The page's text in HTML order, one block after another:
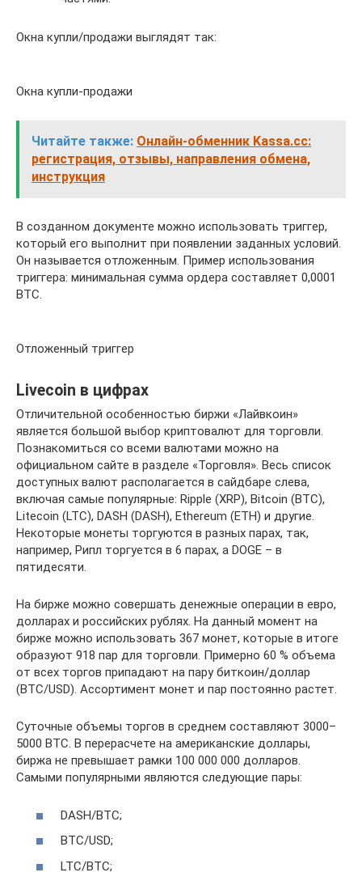
Окна купли/продажи выглядят так:
Окна купли-продажи
Читайте также: Онлайн-обменник Kassa.cc:
регистрация, отзывы, направления обмена,
инструкция
В созданном документе можно использовать триггер,
который его выполнит при появлении заданных условий.
Он называется отложенным. Пример использования
триггера: минимальная сумма ордера составляет 0,0001
BTC.
Отложенный триггер
Livecoin в цифрах
Отличительной особенностью биржи «Лайвкоин»
является большой выбор криптовалют для торговли.
Познакомиться со всеми валютами можно на
официальном сайте в разделе «Торговля». Весь список
доступных валют располагается в сайдбаре слева,
включая самые популярные: Ripple (XRP), Bitcoin (BTC),
Litecoin (LTC), DASH (DASH), Ethereum (ETH) и другие.
Некоторые монеты торгуются в разных парах, так,
например, Рипл торгуется в 6 парах, а DOGE – в
пятидесяти.
На бирже можно совершать денежные операции в евро,
долларах и российских рублях. На данный момент на
бирже можно использовать 367 монет, которые в итоге
образуют 918 пар для торговли. Примерно 60 % объема
от всех торгов припадают на пару биткоин/доллар
(BTC/USD). Ассортимент монет и пар постоянно растет.
Суточные объемы торгов в среднем составляют 3000–
5000 BTC. В перерасчете на американские доллары,
биржа не превышает рамки 100 000 000 долларов.
Самыми популярными являются следующие пары:
DASH/BTC;
BTC/USD;
LTC/BTC;